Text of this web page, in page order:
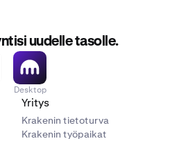
uudelle tasolle.
Desktop
Yritys
Krakenin tietoturva
Krakenin työpaikat